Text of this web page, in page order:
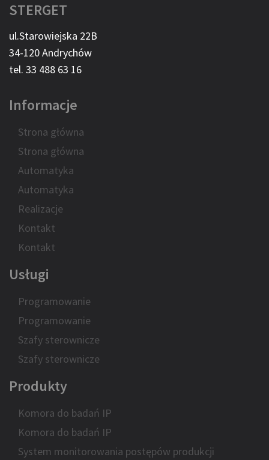
STERGET
ul.Starowiejska 22B
34-120 Andrychów
tel. 33 488 63 16
Informacje
Strona główna
Strona główna
Automatyka
Automatyka
Realizacje
Kontakt
Kontakt
Usługi
Programowanie
Programowanie
Szafy sterownicze
Szafy sterownicze
Produkty
Komora do badań IP
Komora do badań IP
System monitorowania postępów produkcji